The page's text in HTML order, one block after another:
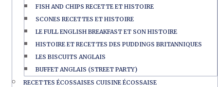
FISH AND CHIPS RECETTE ET HISTOIRE
SCONES RECETTES ET HISTOIRE
LE FULL ENGLISH BREAKFAST ET SON HISTOIRE
HISTOIRE ET RECETTES DES PUDDINGS BRITANNIQUES
LES BISCUITS ANGLAIS
BUFFET ANGLAIS (STREET PARTY)
RECETTES ÉCOSSAISES CUISINE ÉCOSSAISE